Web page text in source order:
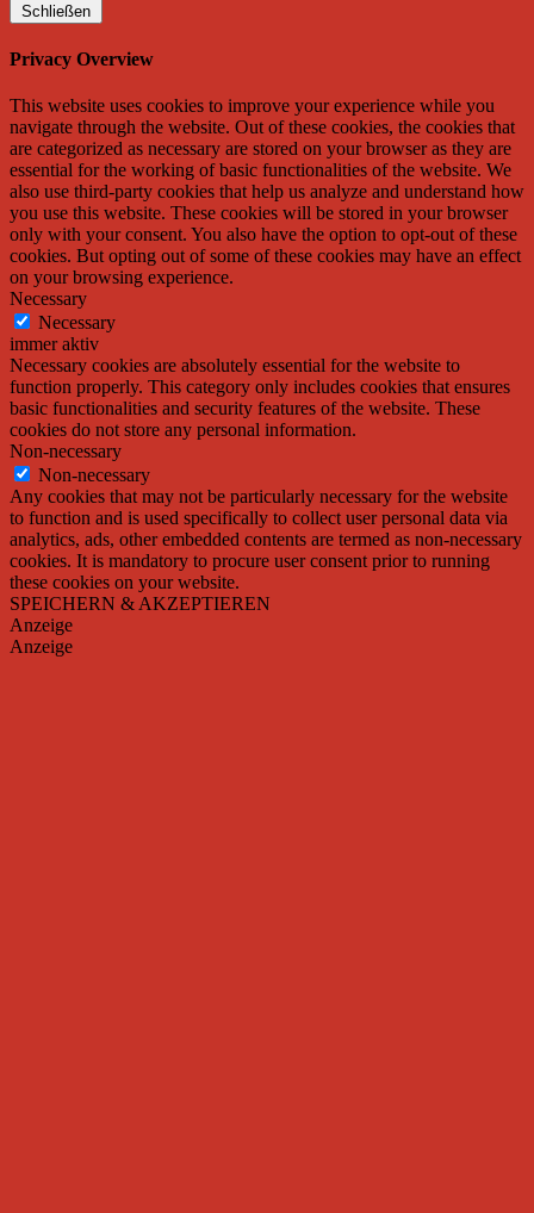
Schließen
Privacy Overview
This website uses cookies to improve your experience while you
navigate through the website. Out of these cookies, the cookies that
are categorized as necessary are stored on your browser as they are
essential for the working of basic functionalities of the website. We
also use third-party cookies that help us analyze and understand how
you use this website. These cookies will be stored in your browser
only with your consent. You also have the option to opt-out of these
cookies. But opting out of some of these cookies may have an effect
on your browsing experience.
Necessary
Necessary
immer aktiv
Necessary cookies are absolutely essential for the website to
function properly. This category only includes cookies that ensures
basic functionalities and security features of the website. These
cookies do not store any personal information.
Non-necessary
Non-necessary
Any cookies that may not be particularly necessary for the website
to function and is used specifically to collect user personal data via
analytics, ads, other embedded contents are termed as non-necessary
cookies. It is mandatory to procure user consent prior to running
these cookies on your website.
SPEICHERN & AKZEPTIEREN
Anzeige
Anzeige